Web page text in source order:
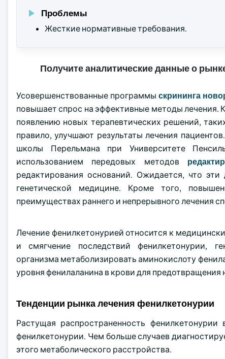
Проблемы
Жесткие нормативные требования.
Получите аналитические данные о
Усовершенствованные программы скрининга
повышает спрос на эффективные методы лечения.
появлению новых терапевтических решений,
правило, улучшают результаты лечения
школы Перельмана при Университете
использованием передовых методов
редактирования оснований. Ожидается, что
генетической медицине. Кроме того,
преимуществах раннего и непрерывного лечения
Лечение фенилкетонурией относится к
и смягчение последствий фенилкетонурии,
организма метаболизировать аминокислоту
уровня фенилаланина в крови для
Тенденции рынка лечения фенилкетонурии
Растущая распространенность
фенилкетонурии. Чем больше случаев
этого метаболического расстройства.